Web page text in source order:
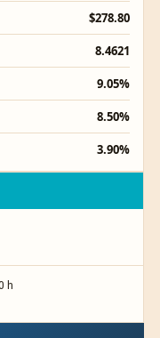
$278.80
8.4621
9.05%
8.50%
3.90%
h